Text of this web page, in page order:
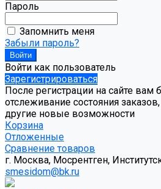
Пароль
Запомнить меня
Забыли пароль?
Войти как пользователь
Зарегистрироваться
После регистрации на сайте вам
отслеживание состояния
другие новые возможности
Корзина
Отложенные
Сравнение товаров
г. Москва, Мосрентген,
smesidom@bk.ru